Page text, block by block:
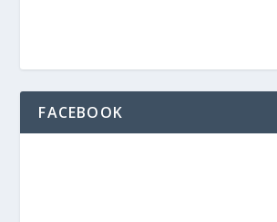
FACEBOOK